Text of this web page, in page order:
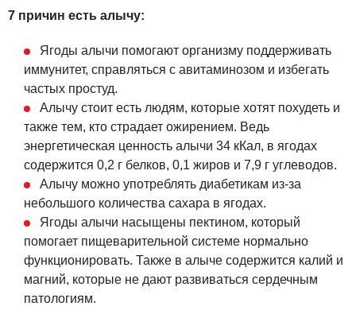
7 причин есть алычу:
Ягоды алычи помогают организму поддерживать
иммунитет, справляться с авитаминозом и избегать
частых простуд.
Алычу стоит есть людям, которые хотят похудеть и
также тем, кто страдает ожирением. Ведь
энергетическая ценность алычи 34 кКал, в ягодах
содержится 0,2 г белков, 0,1 жиров и 7,9 г углеводов.
Алычу можно употреблять диабетикам из-за
небольшого количества сахара в ягодах.
Ягоды алычи насыщены пектином, который
помогает пищеварительной системе нормально
функционировать. Также в алыче содержится калий и
магний, которые не дают развиваться сердечным
патологиям.